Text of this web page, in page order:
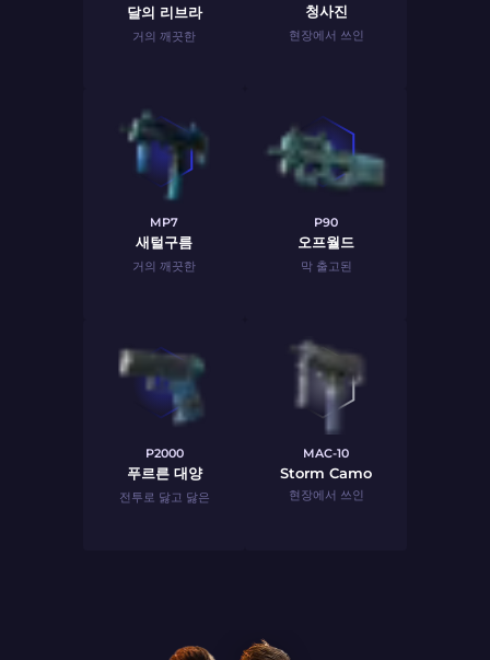
달의 리브라
거의 깨끗한
청사진
현장에서 쓰인
MP7
새털구름
거의 깨끗한
P90
오프월드
막 출고된
P2000
푸르른 대양
전투로 닳고 닳은
MAC-10
Storm Camo
현장에서 쓰인